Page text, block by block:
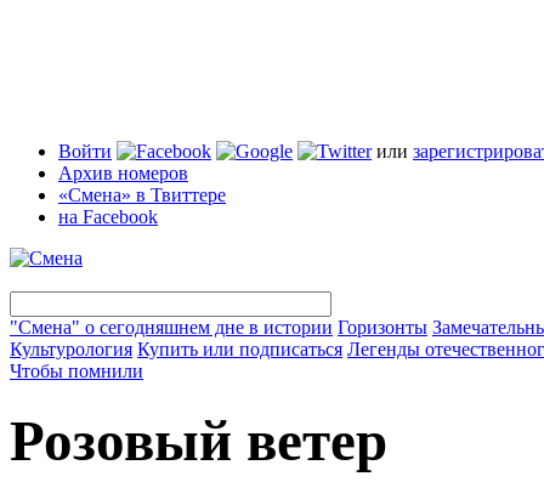
Войти или
Архив номеров
«Смена» в Твиттере
на Facebook
"Смена" о сегодняшнем дне в истории Горизонты
Культурология Купить или подписаться Легенды
Чтобы помнили
Розовый ветер